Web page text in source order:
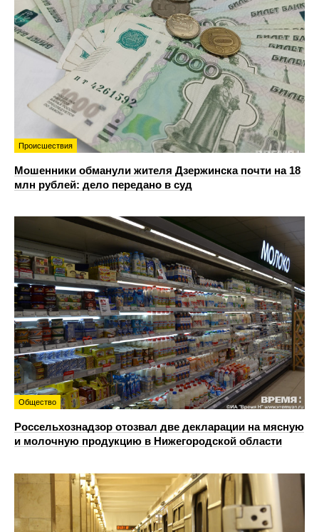
Происшествия
Мошенники обманули жителя Дзержинска почти на 18
млн рублей: дело передано в суд
Общество
Россельхознадзор отозвал две декларации на мясную
и молочную продукцию в Нижегородской области